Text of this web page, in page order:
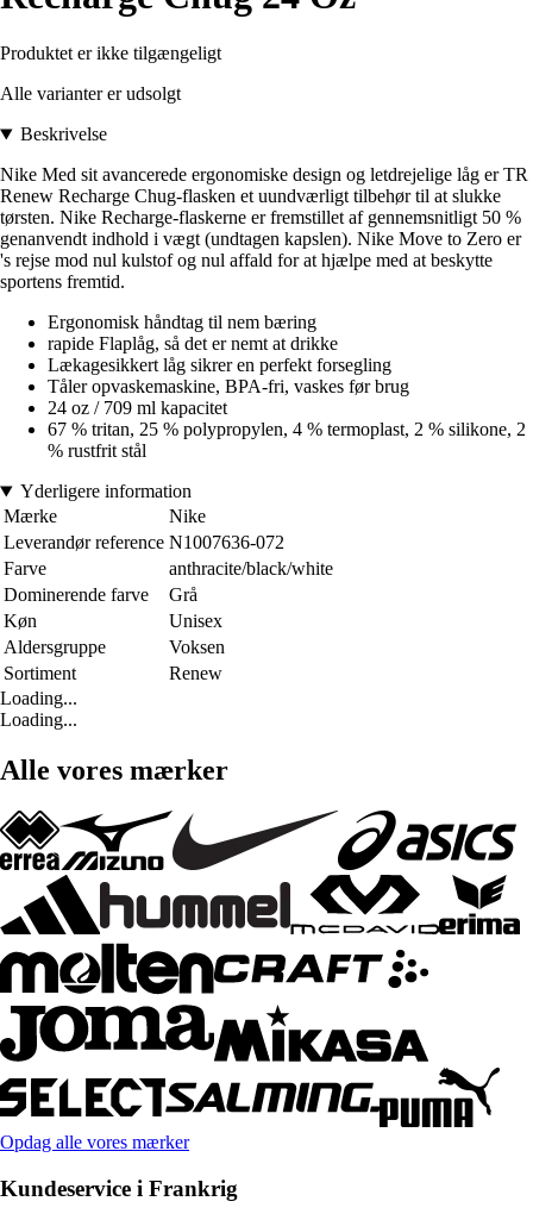
Produktet er ikke tilgængeligt
Alle varianter er udsolgt
Beskrivelse
Nike Med sit avancerede ergonomiske design og letdrejelige låg er TR
Renew Recharge Chug-flasken et uundværligt tilbehør til at slukke
tørsten. Nike Recharge-flaskerne er fremstillet af gennemsnitligt 50 %
genanvendt indhold i vægt (undtagen kapslen). Nike Move to Zero er
's rejse mod nul kulstof og nul affald for at hjælpe med at beskytte
sportens fremtid.
Ergonomisk håndtag til nem bæring
rapide Flaplåg, så det er nemt at drikke
Lækagesikkert låg sikrer en perfekt forsegling
Tåler opvaskemaskine, BPA-fri, vaskes før brug
24 oz / 709 ml kapacitet
67 % tritan, 25 % polypropylen, 4 % termoplast, 2 % silikone, 2
% rustfrit stål
Yderligere information
Mærke
Nike
Leverandør reference N1007636-072
Farve
anthracite/black/white
Dominerende farve
Grå
Køn
Unisex
Aldersgruppe
Voksen
Sortiment
Renew
Loading...
Loading...
Alle vores mærker
Opdag alle vores mærker
Kundeservice i Frankrig